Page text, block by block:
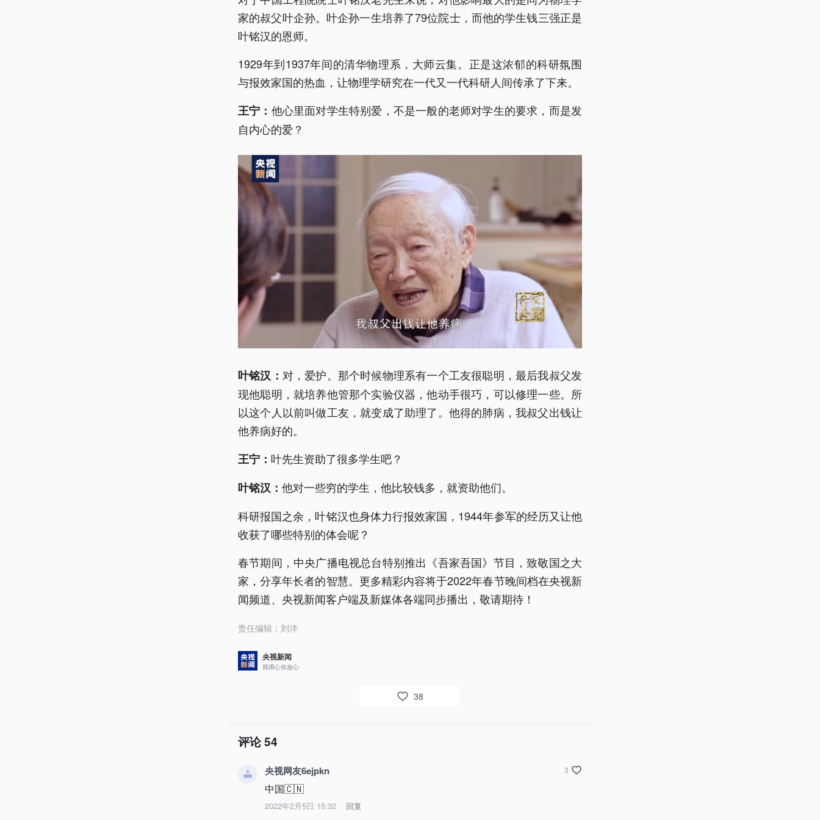
家的叔父叶企孙。叶企孙一生培养了79位院士，而他的学生钱三强正是
叶铭汉的恩师。
1929年到1937年间的清华物理系，大师云集。正是这浓郁的科研氛围
与报效家国的热血，让物理学研究在一代又一代科研人间传承了下来。
王宁： 他心里面对学生特别爱，不是一般的老师对学生的要求，而是发
自内心的爱？
叶铭汉： 对，爱护。那个时候物理系有一个工友很聪明，最后我叔父发
现他聪明，就培养他管那个实验仪器，他动手很巧，可以修理一些。所
以这个人以前叫做工友，就变成了助理了。他得的肺病，我叔父出钱让
他养病好的。
王宁： 叶先生资助了很多学生吧？
叶铭汉： 他对一些穷的学生，他比较钱多，就资助他们。
科研报国之余，叶铭汉也身体力行报效家国，1944年参军的经历又让他
收获了哪些特别的体会呢？
春节期间，中央广播电视总台特别推出《吾家吾国》节目，致敬国之大
家，分享年长者的智慧。更多精彩内容将于2022年春节晚间档在央视新
闻频道、央视新闻客户端及新媒体各端同步播出，敬请期待！
责任编辑： 刘洋
央视新闻
我用心你放心
38
评论54
央视网友6ejpkn
中国🇨🇳
2022年2月5日 15:32 回复
3